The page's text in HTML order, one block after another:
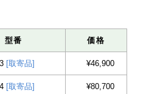
型番 価格
[取寄品] ¥46,900
[取寄品] ¥80,700